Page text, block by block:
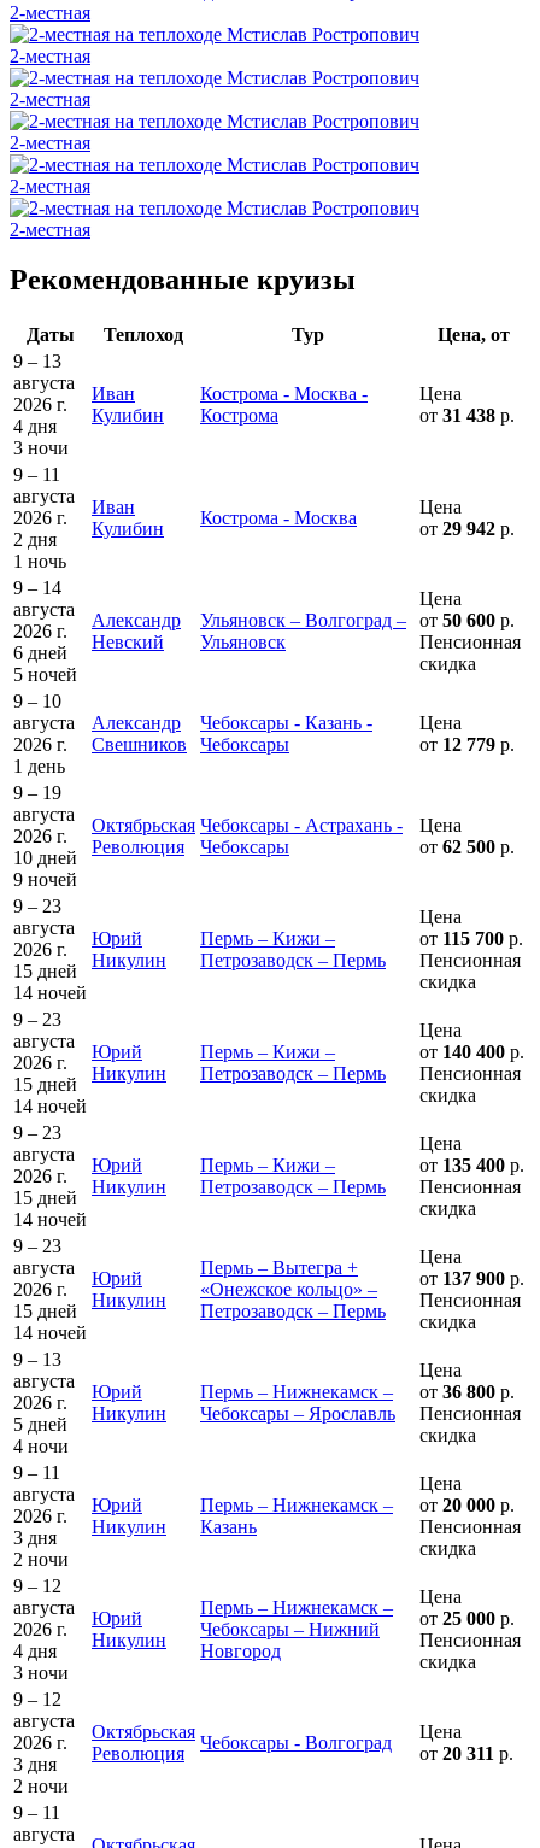
2-местная
2-местная
2-местная
2-местная
2-местная
2-местная
Рекомендованные круизы
Даты Теплоход Тур
Цена, от
9 – 13
августа
2026 г.
4 дня
3 ночи
Иван
Кулибин
Кострома - Москва -
Кострома
Цена
от 31 438 р.
9 – 11
августа
2026 г.
2 дня
1 ночь
Иван
Кулибин
Кострома - Москва
Цена
от 29 942 р.
9 – 14
августа
2026 г.
6 дней
5 ночей
Александр
Невский
Ульяновск – Волгоград –
Ульяновск
Цена
от 50 600 р.
Пенсионная
скидка
9 – 10
августа
2026 г.
1 день
Александр
Свешников
Чебоксары - Казань -
Чебоксары
Цена
от 12 779 р.
9 – 19
августа
2026 г.
10 дней
9 ночей
Октябрьская
Революция
Чебоксары - Астрахань -
Чебоксары
Цена
от 62 500 р.
9 – 23
августа
2026 г.
15 дней
14 ночей
Юрий
Никулин
Пермь – Кижи –
Петрозаводск – Пермь
Цена
от 115 700 р.
Пенсионная
скидка
9 – 23
августа
2026 г.
15 дней
14 ночей
Юрий
Никулин
Пермь – Кижи –
Петрозаводск – Пермь
Цена
от 140 400 р.
Пенсионная
скидка
9 – 23
августа
2026 г.
15 дней
14 ночей
Юрий
Никулин
Пермь – Кижи –
Петрозаводск – Пермь
Цена
от 135 400 р.
Пенсионная
скидка
9 – 23
августа
2026 г.
15 дней
14 ночей
Юрий
Никулин
Пермь – Вытегра +
«Онежское кольцо» –
Петрозаводск – Пермь
Цена
от 137 900 р.
Пенсионная
скидка
9 – 13
августа
2026 г.
5 дней
4 ночи
Юрий
Никулин
Пермь – Нижнекамск –
Чебоксары – Ярославль
Цена
от 36 800 р.
Пенсионная
скидка
9 – 11
августа
2026 г.
3 дня
2 ночи
Юрий
Никулин
Пермь – Нижнекамск –
Казань
Цена
от 20 000 р.
Пенсионная
скидка
9 – 12
августа
2026 г.
4 дня
3 ночи
Юрий
Никулин
Пермь – Нижнекамск –
Чебоксары – Нижний
Новгород
Цена
от 25 000 р.
Пенсионная
скидка
9 – 12
августа
2026 г.
3 дня
2 ночи
Октябрьская
Революция
Чебоксары - Волгоград
Цена
от 20 311 р.
9 – 11
августа